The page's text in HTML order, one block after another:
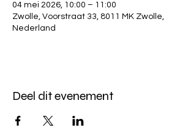
04 mei 2026, 10:00 – 11:00
Zwolle, Voorstraat 33, 8011 MK Zwolle,
Nederland
Deel dit evenement